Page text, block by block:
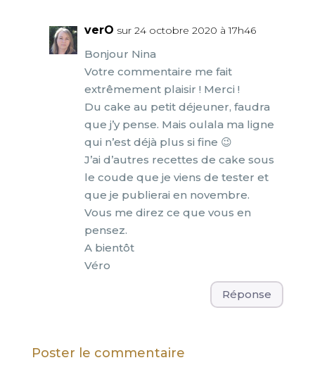
verO sur 24 octobre 2020 à 17h46
Bonjour Nina
Votre commentaire me fait
extrêmement plaisir ! Merci !
Du cake au petit déjeuner, faudra
que j’y pense. Mais oulala ma ligne
qui n’est déjà plus si fine 😉
J’ai d’autres recettes de cake sous
le coude que je viens de tester et
que je publierai en novembre.
Vous me direz ce que vous en
pensez.
A bientôt
Véro
Réponse
Poster le commentaire